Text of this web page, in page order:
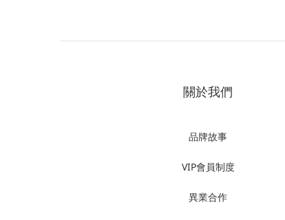
關於我們
品牌故事
VIP會員制度
異業合作